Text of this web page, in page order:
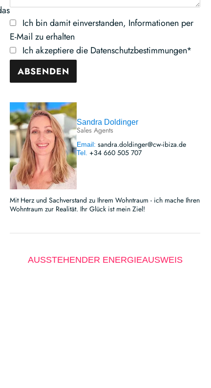
Ich bin damit einverstanden, Informationen per
E-Mail zu erhalten
Ich akzeptiere die Datenschutzbestimmungen*
Sandra Doldinger
Sales Agents
Email: sandra.doldinger@cw-ibiza.de
Tel. +34 660 505 707
Mit Herz und Sachverstand zu Ihrem Wohntraum - ich mache Ihren
Wohntraum zur Realität. Ihr Glück ist mein Ziel!
AUSSTEHENDER ENERGIEAUSWEIS